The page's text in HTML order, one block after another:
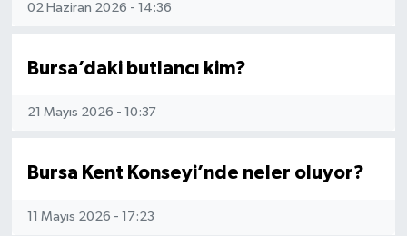
02 Haziran 2026 - 14:36
Bursa’daki butlancı kim?
21 Mayıs 2026 - 10:37
Bursa Kent Konseyi’nde neler oluyor?
11 Mayıs 2026 - 17:23